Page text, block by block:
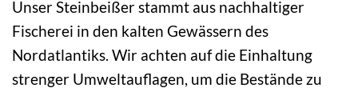
Unser Steinbeißer stammt aus nachhaltiger
Fischerei in den kalten Gewässern des
Nordatlantiks. Wir achten auf die Einhaltung
strenger Umweltauflagen, um die Bestände zu